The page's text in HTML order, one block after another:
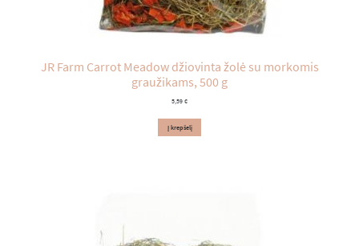
JR Farm Carrot Meadow džiovinta žolė su morkomis
graužikams, 500 g
5,59 €
Į krepšelį